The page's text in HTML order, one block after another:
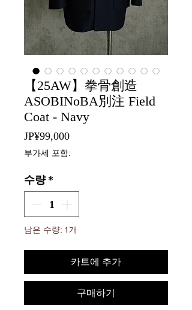
【25AW】拳骨創造
ASOBINoBA別注 Field
Coat - Navy
JP¥99,000가
격
부가세 포함:
수량 *
남은 수량: 1개
카트에 추가
구매하기